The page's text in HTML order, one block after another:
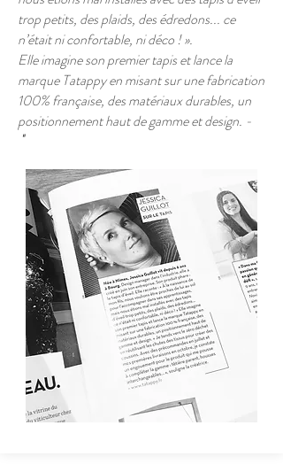
trop petits, des plaids, des édredons... ce
n’était ni confortable, ni déco ! ».
Elle imagine son premier tapis et lance la
marque Tatappy en misant sur une fabrication
100% française, des matériaux durables, un
positionnement haut de gamme et design. -
"